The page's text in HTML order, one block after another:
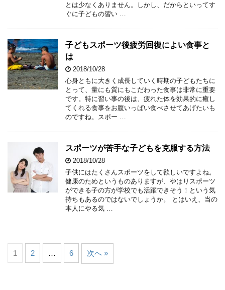
とは少なくありません。しかし、だからといってす
ぐに子どもの習い …
子どもスポーツ後疲労回復によい食事と
は
2018/10/28
心身ともに大きく成長していく時期の子どもたちに
とって、量にも質にもこだわった食事は非常に重要
です。特に習い事の後は、疲れた体を効果的に癒し
てくれる食事をお腹いっぱい食べさせてあげたいも
のですね。スポー …
スポーツが苦手な子どもを克服する方法
2018/10/28
子供にはたくさんスポーツをして欲しいですよね。
健康のためというものありますが、やはりスポーツ
ができる子の方が学校でも活躍できそう！という気
持ちもあるのではないでしょうか。 とはいえ、当の
本人にやる気 …
1 2 … 6 次へ »